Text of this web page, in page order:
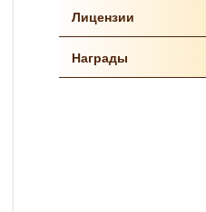
Лицензии
Награды